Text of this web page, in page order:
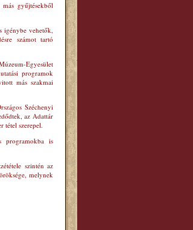
gyűjtésekből
igénybe vehetők,
számot tartó
Egyesület
programok
más szakmai
Széchenyi
az Adattár
tétel szerepel.
programokba is
szintén az
melynek